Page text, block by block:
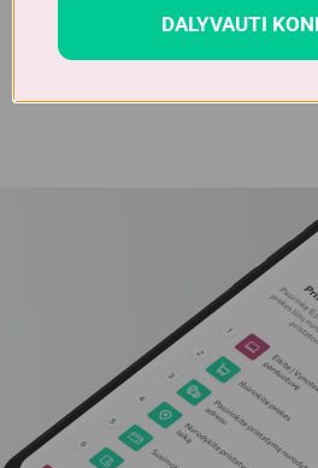
kuriems yrane mažiau kaip 20
DALYVAUTI